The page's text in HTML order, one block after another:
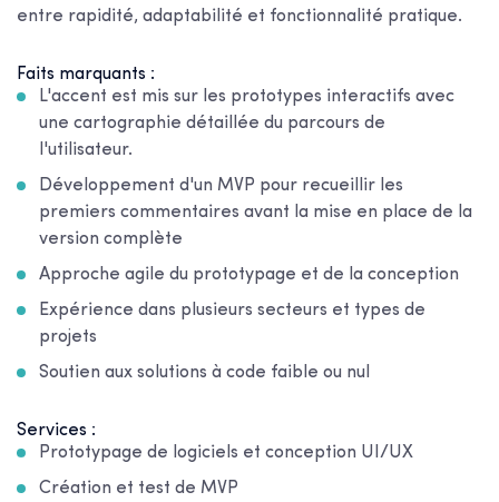
entre rapidité, adaptabilité et fonctionnalité pratique.
Faits marquants :
L'accent est mis sur les prototypes interactifs avec
une cartographie détaillée du parcours de
l'utilisateur.
Développement d'un MVP pour recueillir les
premiers commentaires avant la mise en place de la
version complète
Approche agile du prototypage et de la conception
Expérience dans plusieurs secteurs et types de
projets
Soutien aux solutions à code faible ou nul
Services :
Prototypage de logiciels et conception UI/UX
Création et test de MVP